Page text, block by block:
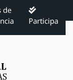
de
Participa